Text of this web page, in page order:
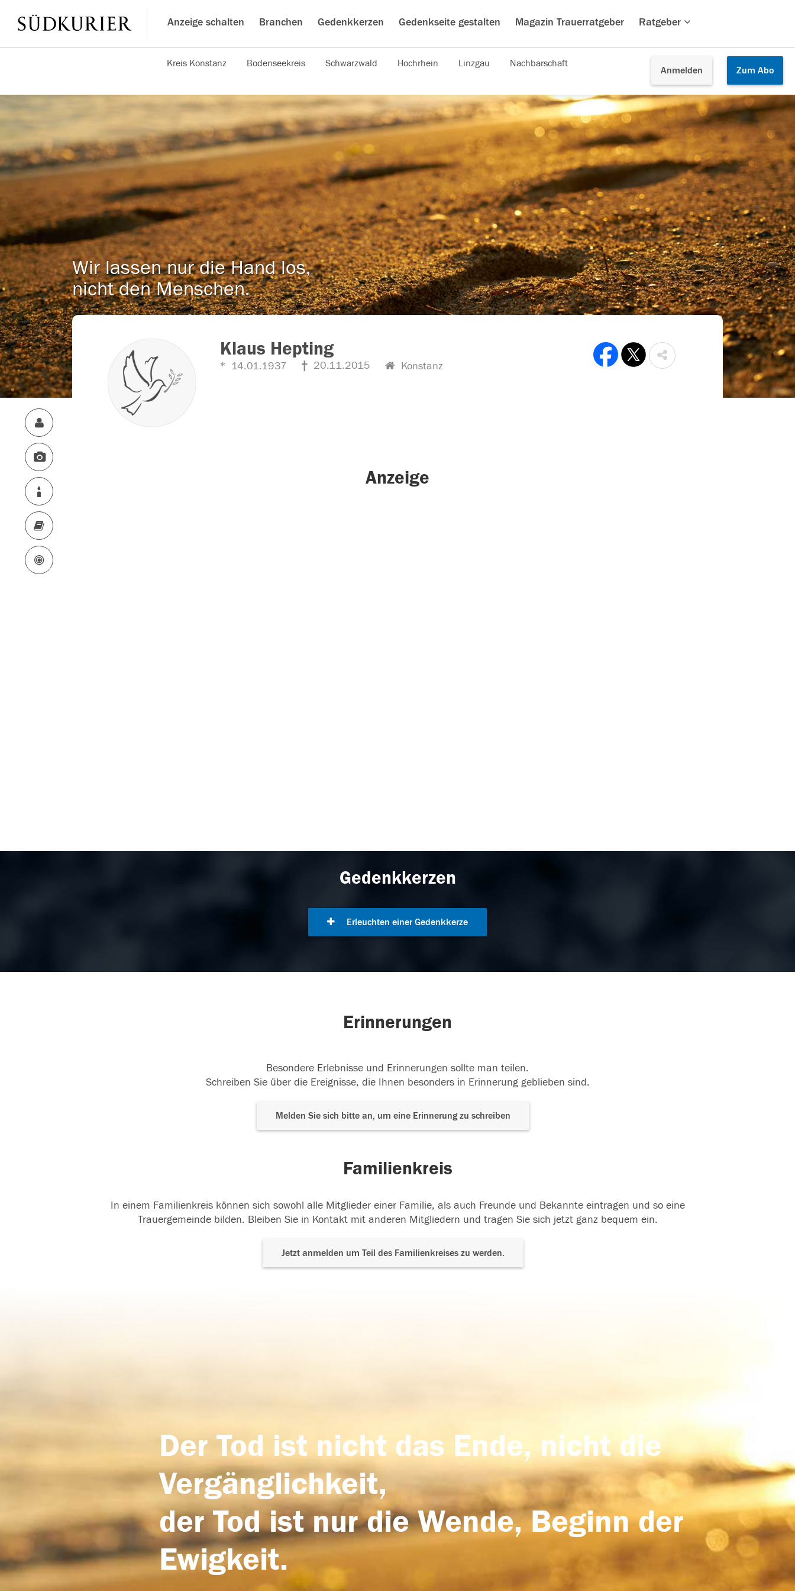
Anzeige schalten Branchen Gedenkkerzen Gedenkseite gestalten Magazin Trauerratgeber Ratgeber
Anmelden Zum Abo
Kreis Konstanz Bodenseekreis Schwarzwald Hochrhein Linzgau Nachbarschaft
Wir lassen nur die Hand los,
nicht den Menschen.
Klaus Hepting
14.01.1937 20.11.2015 Konstanz
Anzeige
Gedenkkerzen
Erleuchten einer Gedenkkerze
Erinnerungen
Besondere Erlebnisse und Erinnerungen sollte man teilen.
Schreiben Sie über die Ereignisse, die Ihnen besonders in Erinnerung geblieben sind.
Melden Sie sich bitte an, um eine Erinnerung zu schreiben
Familienkreis
In einem Familienkreis können sich sowohl alle Mitglieder einer Familie, als auch Freunde und Bekannte eintragen und so eine
Trauergemeinde bilden. Bleiben Sie in Kontakt mit anderen Mitgliedern und tragen Sie sich jetzt ganz bequem ein.
Jetzt anmelden um Teil des Familienkreises zu werden.
Der Tod ist nicht das Ende, nicht die
Vergänglichkeit,
der Tod ist nur die Wende, Beginn der
Ewigkeit.